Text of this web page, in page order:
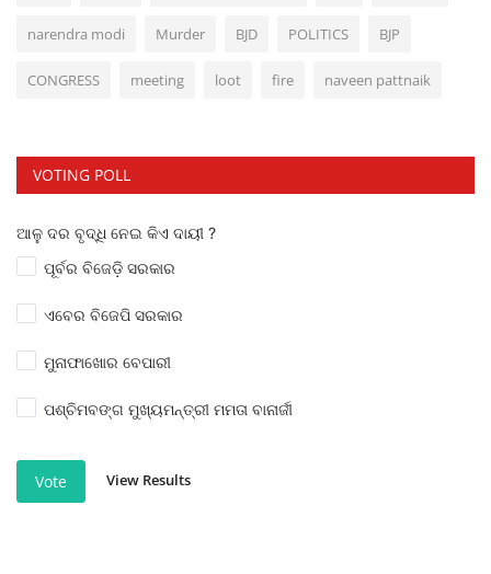
narendra modi Murder BJD POLITICS BJP
CONGRESS meeting loot fire naveen pattnaik
VOTING POLL
ଆଳୁ ଦର ବୃଦ୍ଧି ନେଇ କିଏ ଦାୟୀ ?
ପୂର୍ବର ବିଜେଡ଼ି ସରକାର
ଏବେର ବିଜେପି ସରକାର
ମୁନାଫାଖୋର ବେପାରୀ
ପଶ୍ଚିମବଙ୍ଗ ମୁଖ୍ୟମନ୍ତ୍ରୀ ମମତା ବାନାର୍ଜୀ
Vote View Results